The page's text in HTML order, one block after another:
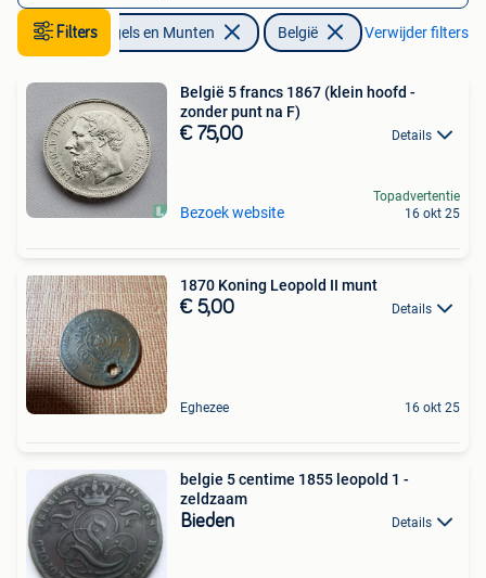
Filters
Postzegels en Munten België Verwijder filters
België 5 francs 1867 (klein hoofd -
zonder punt na F)
€ 75,00 Details
Bezoek website
Topadvertentie
16 okt 25
1870 Koning Leopold II munt
€ 5,00 Details
Eghezee 16 okt 25
belgie 5 centime 1855 leopold 1 -
zeldzaam
Bieden Details